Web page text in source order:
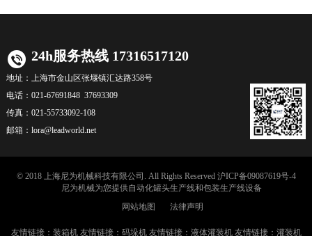
24h服务热线 17316517120
地址： 上海市金山区张堰镇汇达路358号
电话： 021-67691848 37693309
传真： 021-55733092-108
邮箱： lora@leadworld.net
© 2018 上海尼为机械科技有限公司. All Rights Reserved 沪ICP备09087619号-4
尼为机械为您提供自动化罐头生产线和包装生产线设备
网站地图
法律声明
友情链接： 装箱机友情链接： 码垛机友情链接： 液体灌装机友情链接： 灌装机